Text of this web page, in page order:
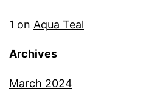
1 on Aqua Teal
Archives
March 2024